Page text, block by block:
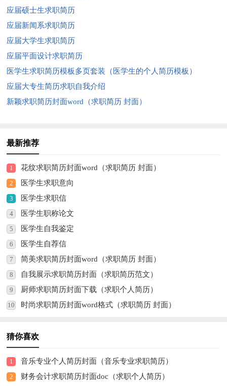
应届硕士生求职简历
应届新闻系求职简历
应届大学生求职简历
应届平面设计求职简历
医学生求职简历模板多页套装（医学生的个人简历模板）
应届大专生简历求职自我介绍
新颖求职简历封面word（求职简历 封面）
最新推荐
1 花纹求职简历封面word（求职简历 封面）
2 医学生求职意向
3 医学生求职信
4 医学生职称论文
5 医学生自我鉴定
6 医学生自荐信
7 简美求职简历封面word（求职简历 封面）
8 自我展示求职简历封面（求职简历范文）
9 厨师求职简历封面下载（求职个人简历）
10 时尚求职简历封面word格式（求职简历 封面）
猜你喜欢
1 音乐专业个人简历封面（音乐专业求职简历）
2 财务会计求职简历封面doc（求职个人简历）